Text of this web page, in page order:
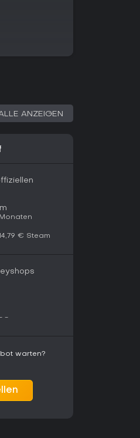
wie Sekten
Feedback,
und
94 % positiv
Sandbox
Support
ANZEIGEN
€ Steam
-
warten?